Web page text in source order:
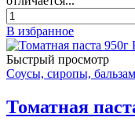
Количество
товара
Тайский
манго
соус
MAE
PLOY,
285
В избранное
Быстрый просмотр
Соусы, сиропы,
Томатная